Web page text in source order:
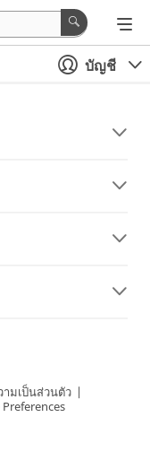
บัญชี
มเป็นส่วนตัว |